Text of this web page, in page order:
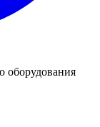
оборудования